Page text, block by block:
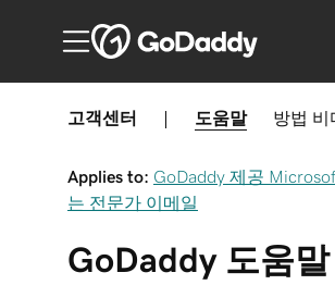
고객센터 도움말 방법 비
Applies to: GoDaddy 제공
는 전문가 이메일
GoDaddy 도움말